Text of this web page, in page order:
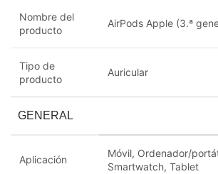
Nombre del
producto
AirPods Apple (3.ª
Tipo de
producto
Auricular
GENERAL
Aplicación
Móvil, Ordenador/
Smartwatch, Tablet